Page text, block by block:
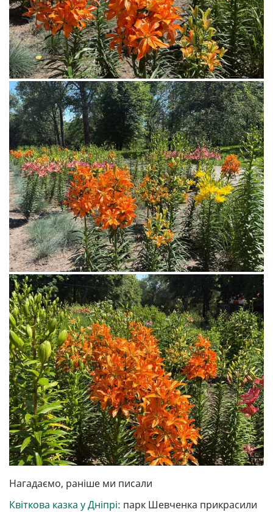
Нагадаємо, раніше ми писали
Квіткова казка у Дніпрі: парк Шевченка прикрасили